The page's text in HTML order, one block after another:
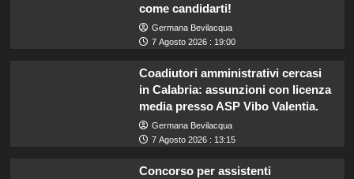
come candidarti!
Germana Bevilacqua
7 Agosto 2026 : 19:00
Coadiutori amministrativi cercasi
in Calabria: assunzioni con licenza
media presso ASP Vibo Valentia.
Germana Bevilacqua
7 Agosto 2026 : 13:15
Concorso per assistenti